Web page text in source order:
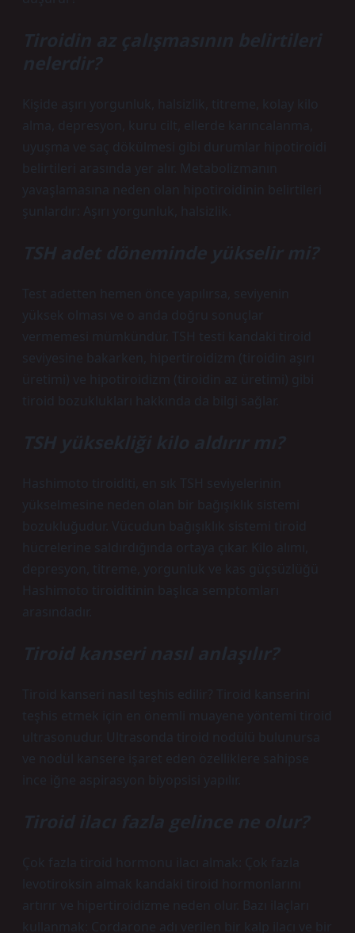
Tiroidin az çalışmasının belirtileri
nelerdir?
Kişide aşırı yorgunluk, halsizlik, titreme, kolay kilo
alma, depresyon, kuru cilt, ellerde karıncalanma,
uyuşma ve saç dökülmesi gibi durumlar hipotiroidi
belirtileri arasında yer alır. Metabolizmanın
yavaşlamasına neden olan hipotiroidinin belirtileri
şunlardır: Aşırı yorgunluk, halsizlik.
TSH adet döneminde yükselir mi?
Test adetten hemen önce yapılırsa, seviyenin
yüksek olması ve o anda doğru sonuçlar
vermemesi mümkündür. TSH testi kandaki tiroid
seviyesine bakarken, hipertiroidizm (tiroidin aşırı
üretimi) ve hipotiroidizm (tiroidin az üretimi) gibi
tiroid bozuklukları hakkında da bilgi sağlar.
TSH yüksekliği kilo aldırır mı?
Hashimoto tiroiditi, en sık TSH seviyelerinin
yükselmesine neden olan bir bağışıklık sistemi
bozukluğudur. Vücudun bağışıklık sistemi tiroid
hücrelerine saldırdığında ortaya çıkar. Kilo alımı,
depresyon, titreme, yorgunluk ve kas güçsüzlüğü
Hashimoto tiroiditinin başlıca semptomları
arasındadır.
Tiroid kanseri nasıl anlaşılır?
Tiroid kanseri nasıl teşhis edilir? Tiroid kanserini
teşhis etmek için en önemli muayene yöntemi tiroid
ultrasonudur. Ultrasonda tiroid nodülü bulunursa
ve nodül kansere işaret eden özelliklere sahipse
ince iğne aspirasyon biyopsisi yapılır.
Tiroid ilacı fazla gelince ne olur?
Çok fazla tiroid hormonu ilacı almak: Çok fazla
levotiroksin almak kandaki tiroid hormonlarını
artırır ve hipertiroidizme neden olur. Bazı ilaçları
kullanmak: Cordarone adı verilen bir kalp ilacı ve bir